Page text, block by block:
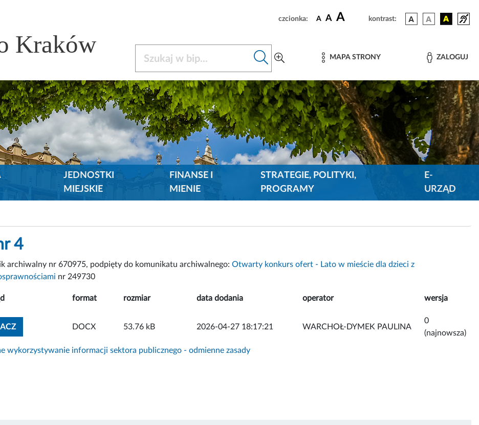
czcionka: A A A kontrast:
Kraków MAPA STRONY ZALOGUJ
JEDNOSTKI
MIEJSKIE
FINANSE I
MIENIE
STRATEGIE, POLITYKI,
PROGRAMY
E-
URZĄD
4
archiwalny nr 670975, podpięty do komunikatu archiwalnego: Otwarty konkurs ofert - Lato w mieście dla dzieci z
nr 249730
format rozmiar data dodania operator wersja
ZOBACZ ZAŁĄCZNIK
DOCX 53.76 kB 2026-04-27 18:17:21 WARCHOŁ-DYMEK PAULINA
0
(najnowsza)
wykorzystywanie informacji sektora publicznego - odmienne zasady